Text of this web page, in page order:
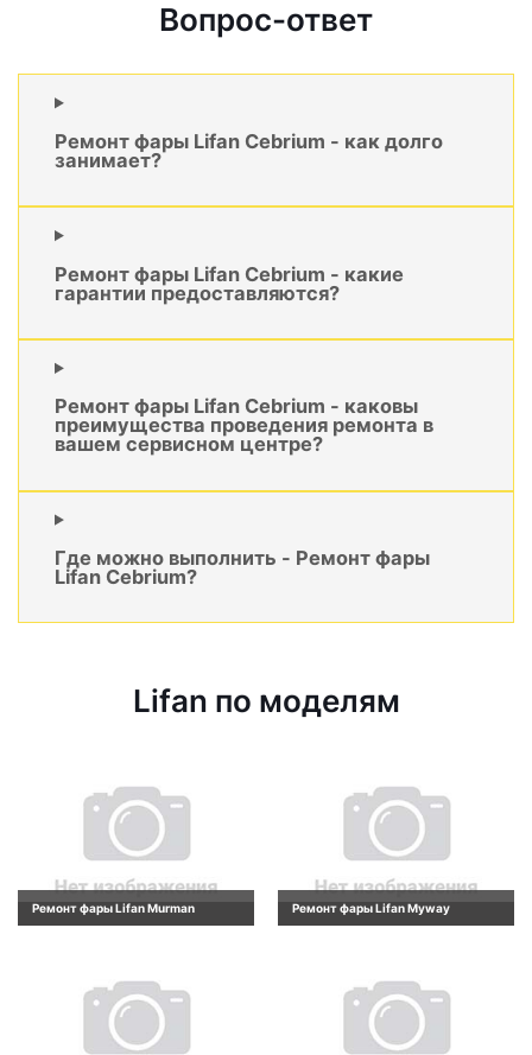
Вопрос-ответ
Ремонт фары Lifan Cebrium - как долго
занимает?
Ремонт фары Lifan Cebrium - какие
гарантии предоставляются?
Ремонт фары Lifan Cebrium - каковы
преимущества проведения ремонта в
вашем сервисном центре?
Где можно выполнить - Ремонт фары
Lifan Cebrium?
Lifan по моделям
Ремонт фары Lifan Murman Ремонт фары Lifan Myway